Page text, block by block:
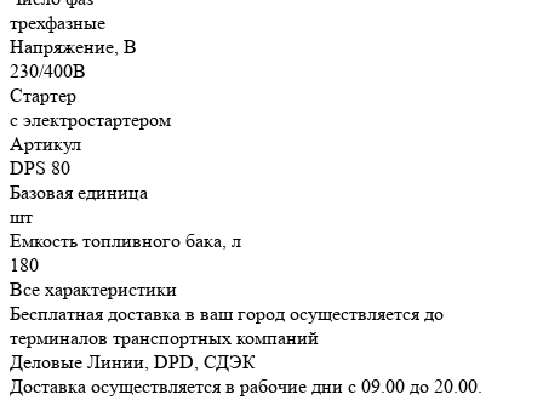
трехфазные
Напряжение, В
230/400В
Стартер
с электростартером
Артикул
DPS 80
Базовая единица
шт
Емкость топливного бака, л
180
Все характеристики
Бесплатная доставка в ваш город осуществляется до
терминалов транспортных компаний
Деловые Линии, DPD, СДЭК
Доставка осуществляется в рабочие дни с 09.00 до 20.00.